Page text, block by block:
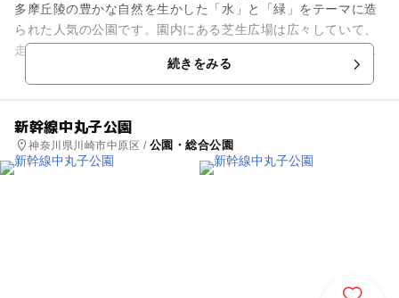
多摩丘陵の豊かな自然を生かした「水」と「緑」をテーマに造
られた人気の公園です。園内にある芝生広場は広々していて、
走り回ったりボール遊びをするのにぴったり！子ども達が大好
きなアスレチック遊具や滑り...続きをみる
新幹線中丸子公園
神奈川県川崎市中原区 / 公園・総合公園